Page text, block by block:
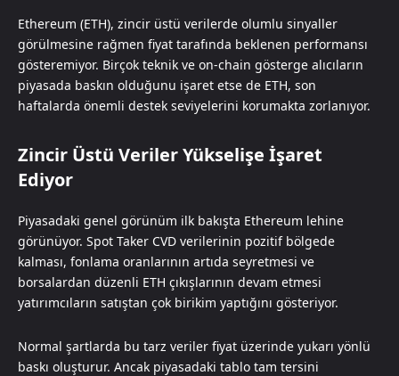
Ethereum (ETH), zincir üstü verilerde olumlu sinyaller
görülmesine rağmen fiyat tarafında beklenen performansı
gösteremiyor. Birçok teknik ve on-chain gösterge alıcıların
piyasada baskın olduğunu işaret etse de ETH, son
haftalarda önemli destek seviyelerini korumakta zorlanıyor.
Zincir Üstü Veriler Yükselişe İşaret
Ediyor
Piyasadaki genel görünüm ilk bakışta Ethereum lehine
görünüyor. Spot Taker CVD verilerinin pozitif bölgede
kalması, fonlama oranlarının artıda seyretmesi ve
borsalardan düzenli ETH çıkışlarının devam etmesi
yatırımcıların satıştan çok birikim yaptığını gösteriyor.
Normal şartlarda bu tarz veriler fiyat üzerinde yukarı yönlü
baskı oluşturur. Ancak piyasadaki tablo tam tersini